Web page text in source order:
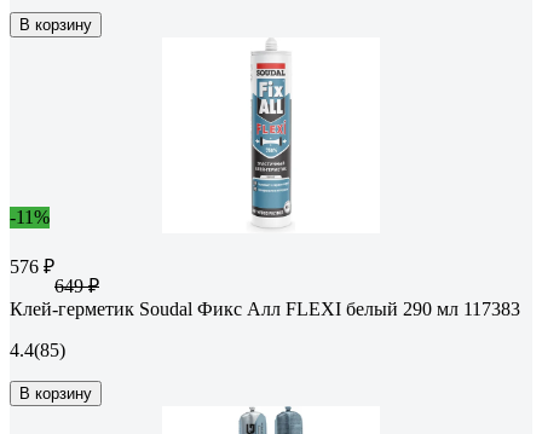
В корзину
-11%
576 ₽
649 ₽
Клей-герметик Soudal Фикс Алл FLEXI белый 290 мл 117383
4.4(85)
В корзину